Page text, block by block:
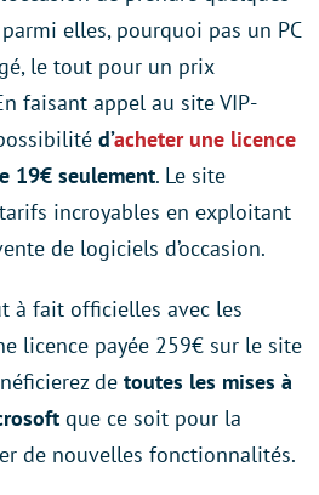
elles, pourquoi pas un PC
le tout pour un prix
faisant appel au site VIP-
d’acheter une licence
19€ seulement. Le site
incroyables en exploitant
de logiciels d’occasion.
à fait officielles avec les
licence payée 259€ sur le site
de toutes les mises à
que ce soit pour la
de nouvelles fonctionnalités.